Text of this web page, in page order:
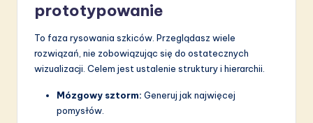
prototypowanie
To faza rysowania szkiców. Przeglądasz wiele
rozwiązań, nie zobowiązując się do ostatecznych
wizualizacji. Celem jest ustalenie struktury i hierarchii.
Mózgowy sztorm: Generuj jak najwięcej
pomysłów.